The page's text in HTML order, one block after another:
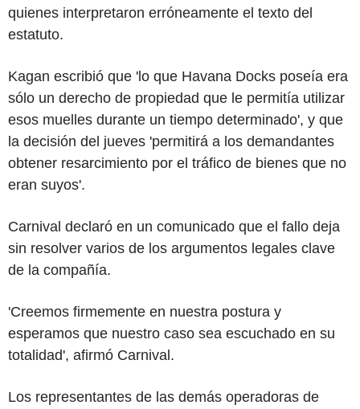
quienes interpretaron erróneamente el texto del
estatuto.
Kagan escribió que 'lo que Havana Docks poseía era
sólo un derecho de propiedad que le permitía utilizar
esos muelles durante un tiempo determinado', y que
la decisión del jueves 'permitirá a los demandantes
obtener resarcimiento por el tráfico de bienes que no
eran suyos'.
Carnival declaró en un comunicado que el fallo deja
sin resolver varios de los argumentos legales clave
de la compañía.
'Creemos firmemente en nuestra postura y
esperamos que nuestro caso sea escuchado en su
totalidad', afirmó Carnival.
Los representantes de las demás operadoras de